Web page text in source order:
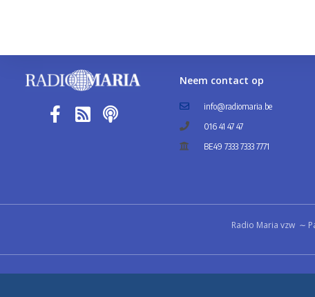
Neem contact op
info@radiomaria.be
016 41 47 47
BE49 7333 7333 7771
Radio Maria vzw ∼